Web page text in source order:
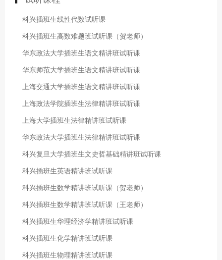
科兴插班生线性代数试听课
科兴插班生高数难题班试听课（贺老师）
华东政法大学插班生语文精讲班试听课
华东师范大学插班生语文精讲班试听课
上海交通大学插班生语文精讲班试听课
上海政法学院插班生法律精讲班试听课
上海大学插班生法律精讲班试听课
华东政法大学插班生法律精讲班试听课
科兴复旦大学插班生文史哲基础精讲班试听课
科兴插班生英语精讲班试听课
科兴插班生数学精讲班试听课（贺老师）
科兴插班生数学精讲班试听课（王老师）
科兴插班生华理经济学精讲班试听课
科兴插班生化学精讲班试听课
科兴插班生物理精讲班试听课